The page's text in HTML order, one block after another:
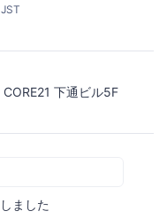
JST
下通ビル5F
ました